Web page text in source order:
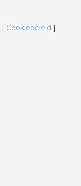
| Cookiebeleid |